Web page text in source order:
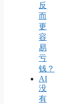
反
而
更
容
易
亏
钱？
AI
没
有